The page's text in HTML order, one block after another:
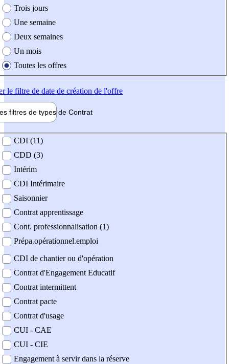
Trois jours
Une semaine
Deux semaines
Un mois
Toutes les offres
le filtre de date de création de l'offre
filtres de types de Contrat
contrat
CDI (11)
CDD (3)
Intérim
CDI Intérimaire
Saisonnier
Contrat apprentissage
Cont. professionnalisation (1)
Prépa.opérationnel.emploi
CDI de chantier ou d'opération
Contrat d'Engagement Educatif
Contrat intermittent
Contrat pacte
Contrat d'usage
CUI - CAE
CUI - CIE
Engagement à servir dans la réserve